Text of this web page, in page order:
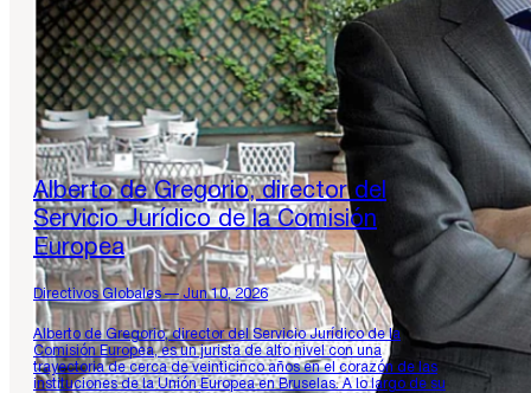
Alberto de Gregorio, director del
Servicio Jurídico de la Comisión
Europea
Directivos Globales — Jun 10, 2026
Alberto de Gregorio, director del Servicio Jurídico de la
Comisión Europea, es un jurista de alto nivel con una
trayectoria de cerca de veinticinco años en el corazón de las
instituciones de la Unión Europea en Bruselas. A lo largo de su